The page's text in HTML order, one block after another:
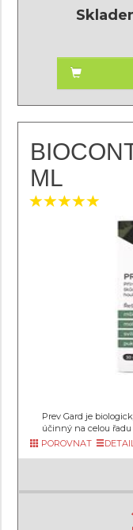
ML
Prev Gard je
účinný na celou
POROVNAT